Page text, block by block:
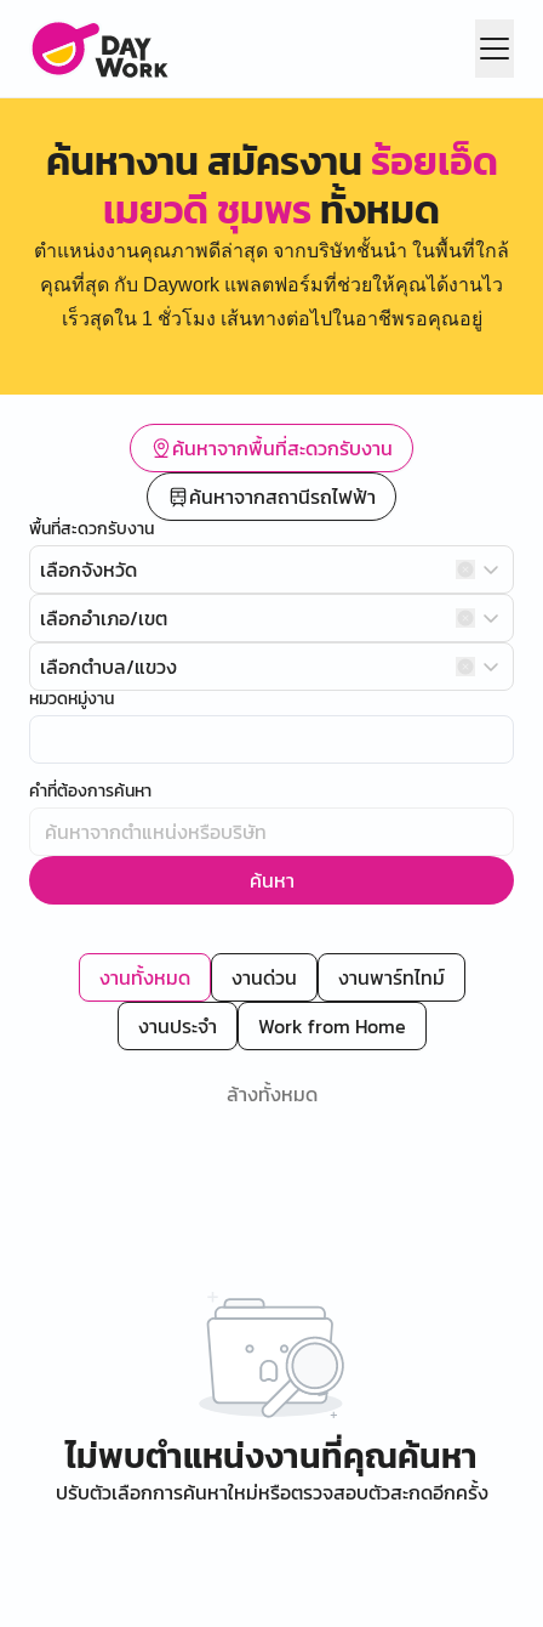
ค้นหางาน สมัครงานร้อยเอ็ด
เมยวดี ชุมพรทั้งหมด
ตำแหน่งงานคุณภาพดีล่าสุด จากบริษัทชั้นนำ ในพื้นที่ใกล้
คุณที่สุด กับ Daywork แพลตฟอร์มที่ช่วยให้คุณได้งานไว
เร็วสุดใน 1 ชั่วโมง เส้นทางต่อไปในอาชีพรอคุณอยู่
ค้นหาจากพื้นที่สะดวกรับงาน
ค้นหาจากสถานีรถไฟฟ้า
พื้นที่สะดวกรับงาน
เลือกจังหวัด
เลือกอำเภอ/เขต
เลือกตำบล/แขวง
หมวดหมู่งาน
คำที่ต้องการค้นหา
ค้นหา
งานทั้งหมด งานด่วน
งานพาร์ทไทม์
งานประจำ
Work from Home
ล้างทั้งหมด
ไม่พบตำแหน่งงานที่คุณค้นหา
ปรับตัวเลือกการค้นหาใหม่หรือตรวจสอบตัวสะกดอีกครั้ง